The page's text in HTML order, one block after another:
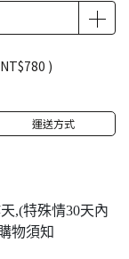
NT$780 )
運送方式
,(特殊情30天內
物須知